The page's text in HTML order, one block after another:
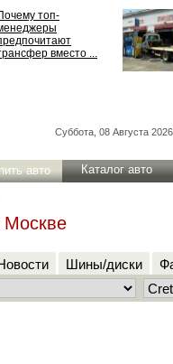
топ-
вместо ...
Суббота, 08 Августа
авто Каталог авто
Москве
Шины/диски